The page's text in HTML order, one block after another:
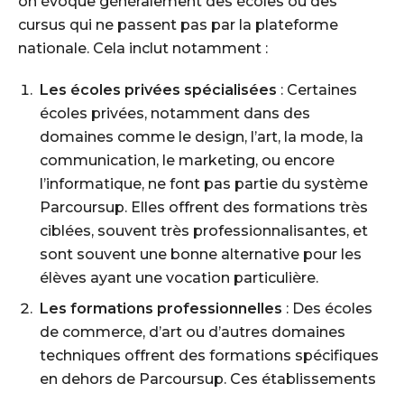
cursus qui ne passent pas par la plateforme
nationale. Cela inclut notamment :
Les écoles privées spécialisées : Certaines
écoles privées, notamment dans des
domaines comme le design, l’art, la mode, la
communication, le marketing, ou encore
l’informatique, ne font pas partie du système
Parcoursup. Elles offrent des formations très
ciblées, souvent très professionnalisantes, et
sont souvent une bonne alternative pour les
élèves ayant une vocation particulière.
Les formations professionnelles : Des écoles
de commerce, d’art ou d’autres domaines
techniques offrent des formations spécifiques
en dehors de Parcoursup. Ces établissements